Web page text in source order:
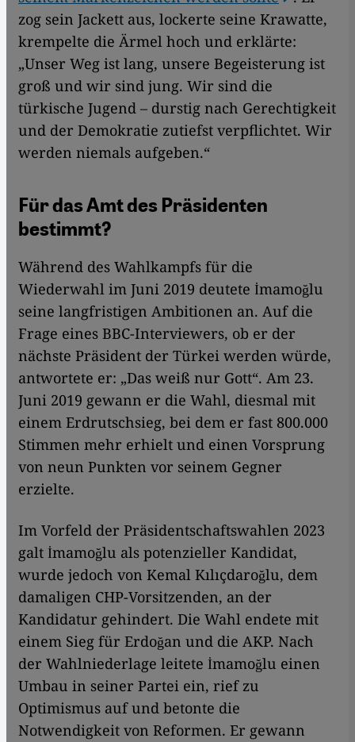
zog sein Jackett aus, lockerte seine Krawatte,
krempelte die Ärmel hoch und erklärte:
„Unser Weg ist lang, unsere Begeisterung ist
groß und wir sind jung. Wir sind die
türkische Jugend – durstig nach Gerechtigkeit
und der Demokratie zutiefst verpflichtet. Wir
werden niemals aufgeben.“
Für das Amt des Präsidenten
bestimmt?
Während des Wahlkampfs für die
Wiederwahl im Juni 2019 deutete İmamoğlu
seine langfristigen Ambitionen an. Auf die
Frage eines BBC-Interviewers, ob er der
nächste Präsident der Türkei werden würde,
antwortete er: „Das weiß nur Gott“. Am 23.
Juni 2019 gewann er die Wahl, diesmal mit
einem Erdrutschsieg, bei dem er fast 800.000
Stimmen mehr erhielt und einen Vorsprung
von neun Punkten vor seinem Gegner
erzielte.
Im Vorfeld der Präsidentschaftswahlen 2023
galt İmamoğlu als potenzieller Kandidat,
wurde jedoch von Kemal Kılıçdaroğlu, dem
damaligen CHP-Vorsitzenden, an der
Kandidatur gehindert. Die Wahl endete mit
einem Sieg für Erdoğan und die AKP. Nach
der Wahlniederlage leitete İmamoğlu einen
Umbau in seiner Partei ein, rief zu
Optimismus auf und betonte die
Notwendigkeit von Reformen. Er gewann